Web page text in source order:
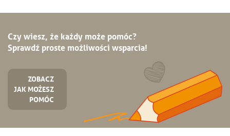
Czy wiesz, że każdy może pomóc?
Sprawdź proste możliwości wsparcia!
ZOBACZ
JAK MOŻESZ
POMÓC